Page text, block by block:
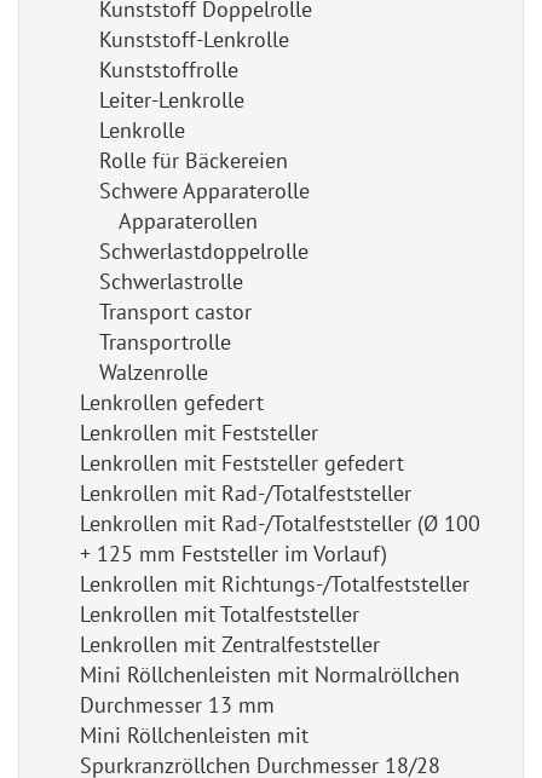
Kunststoff Doppelrolle
Kunststoff-Lenkrolle
Kunststoffrolle
Leiter-Lenkrolle
Lenkrolle
Rolle für Bäckereien
Schwere Apparaterolle
Apparaterollen
Schwerlastdoppelrolle
Schwerlastrolle
Transport castor
Transportrolle
Walzenrolle
Lenkrollen gefedert
Lenkrollen mit Feststeller
Lenkrollen mit Feststeller gefedert
Lenkrollen mit Rad-/Totalfeststeller
Lenkrollen mit Rad-/Totalfeststeller (Ø 100
+ 125 mm Feststeller im Vorlauf)
Lenkrollen mit Richtungs-/Totalfeststeller
Lenkrollen mit Totalfeststeller
Lenkrollen mit Zentralfeststeller
Mini Röllchenleisten mit Normalröllchen
Durchmesser 13 mm
Mini Röllchenleisten mit
Spurkranzröllchen Durchmesser 18/28